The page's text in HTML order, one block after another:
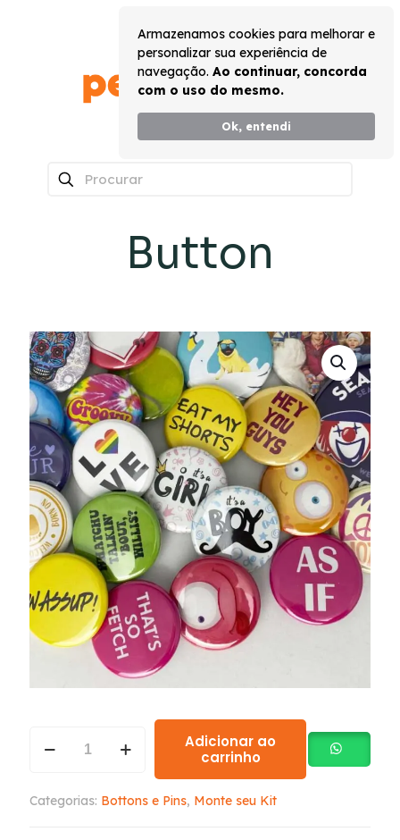
Armazenamos cookies para melhorar e
personalizar sua experiência de
navegação. Ao continuar, concorda
com o uso do mesmo.
Ok, entendi
Button
Adicionar ao
carrinho
Categorias: Bottons e Pins, Monte seu Kit